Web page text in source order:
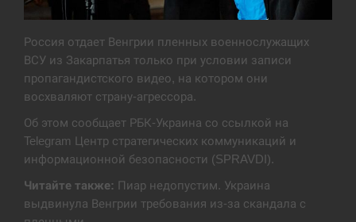
Экс-послу в США Стефанишиной вручили новое
14:40
Reuters
СЕРПЕНЬ
14:23
Поставки ракет для ПВО сократились втрое,
хотя у партнеров они…
Россия отдает Венгрии пленных военнослужащих
ВСУ из Закарпатья только при условии записи
пропагандистского видео, на котором они
восхваляют страну-агрессора.
Об этом сообщает РБК-Украина со ссылкой на
Telegram Центр стратегических коммуникаций и
информационной безопасности (SPRAVDI).
Читайте также: Пиар недопустим. Украина
выдвинула Венгрии требования из-за скандала с